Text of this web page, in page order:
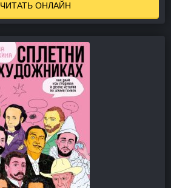
ЧИТАТЬ ОНЛАЙН